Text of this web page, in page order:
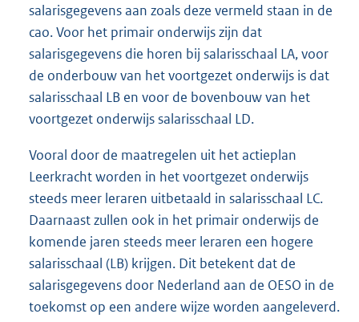
salarisgegevens aan zoals deze vermeld staan in de
cao. Voor het primair onderwijs zijn dat
salarisgegevens die horen bij salarisschaal LA, voor
de onderbouw van het voortgezet onderwijs is dat
salarisschaal LB en voor de bovenbouw van het
voortgezet onderwijs salarisschaal LD.
Vooral door de maatregelen uit het actieplan
Leerkracht worden in het voortgezet onderwijs
steeds meer leraren uitbetaald in salarisschaal LC.
Daarnaast zullen ook in het primair onderwijs de
komende jaren steeds meer leraren een hogere
salarisschaal (LB) krijgen. Dit betekent dat de
salarisgegevens door Nederland aan de OESO in de
toekomst op een andere wijze worden aangeleverd.